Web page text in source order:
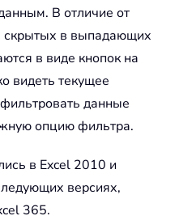
В отличие от
скрытых в выпадающих
в виде кнопок на
видеть текущее
данные
опцию фильтра.
в Excel 2010 и
версиях,
365.